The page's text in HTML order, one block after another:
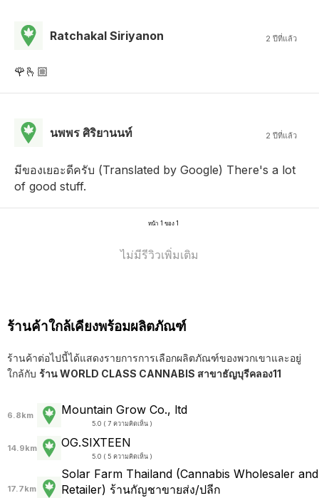
Ratchakal Siriyanon 2 ปีที่แล้ว
🌹🫰🏼
นพพร ศิริยานนท์ 2 ปีที่แล้ว
มีของเยอะดีครับ (Translated by Google) There's a lot
of good stuff.
หน้า 1 ของ 1
ไม่มีรีวิวเพิ่มเติม
ร้านค้าใกล้เคียงพร้อมผลิตภัณฑ์
ร้านค้าต่อไปนี้ได้แสดงรายการการเลือกผลิตภัณฑ์ของพวกเขาและอยู่
ใกล้กับ ร้าน WORLD CLASS CANNABIS สาขาธัญบุรีคลอง11
6.8km Mountain Grow Co., ltd
5.0 ( 7 ความคิดเห็น )
14.9km OG.SIXTEEN
5.0 ( 5 ความคิดเห็น )
17.7km
Solar Farm Thailand (Cannabis Wholesaler and
Retailer) ร้านกัญชาขายส่ง/ปลีก